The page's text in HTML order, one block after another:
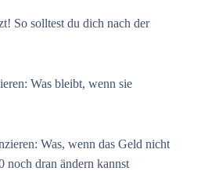
So solltest du dich nach der
Was bleibt, wenn sie
Was, wenn das Geld nicht
noch dran ändern kannst